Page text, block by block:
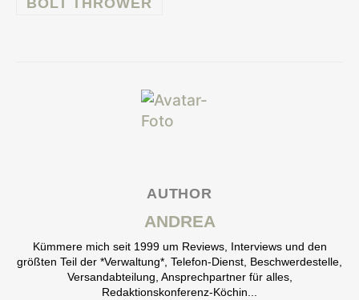
BOLT THROWER
AUTHOR
ANDREA
Kümmere mich seit 1999 um Reviews, Interviews und den
größten Teil der *Verwaltung*, Telefon-Dienst, Beschwerdestelle,
Versandabteilung, Ansprechpartner für alles,
Redaktionskonferenz-Köchin...